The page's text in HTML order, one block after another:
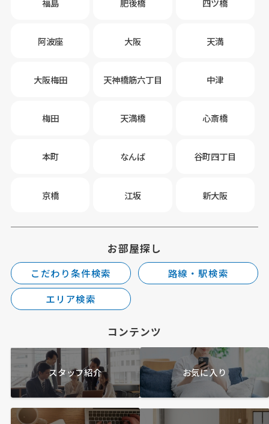
阿波座 大阪 天満
大阪梅田 天神橋筋六丁目 中津
梅田 天満橋 心斎橋
本町 なんば 谷町四丁目
京橋 江坂 新大阪
お部屋探し
こだわり条件検索
路線・駅検索
エリア検索
コンテンツ
スタッフ紹介 お気に入り